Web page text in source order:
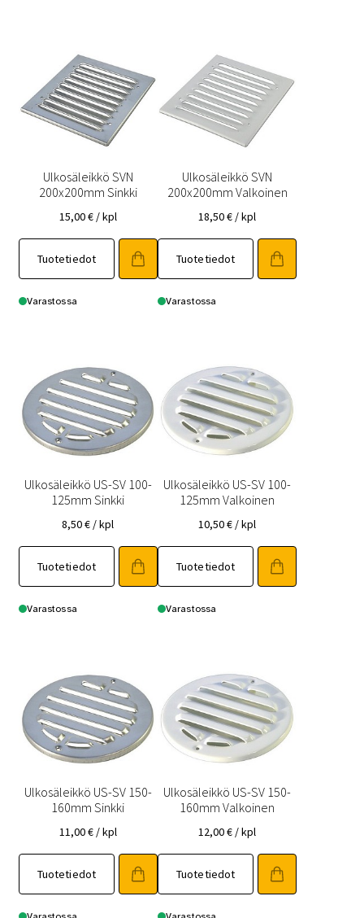
Ulkosäleikkö SVN
200x200mm Sinkki
15,00€ / kpl
Tuotetiedot
Varastossa
Ulkosäleikkö SVN
200x200mm Valkoinen
18,50€ / kpl
Tuotetiedot
Varastossa
Ulkosäleikkö US-SV 100-
125mm Sinkki
8,50€ / kpl
Tuotetiedot
Varastossa
Ulkosäleikkö US-SV 100-
125mm Valkoinen
10,50€ / kpl
Tuotetiedot
Varastossa
Ulkosäleikkö US-SV 150-
160mm Sinkki
11,00€ / kpl
Tuotetiedot
Ulkosäleikkö US-SV 150-
160mm Valkoinen
12,00€ / kpl
Tuotetiedot